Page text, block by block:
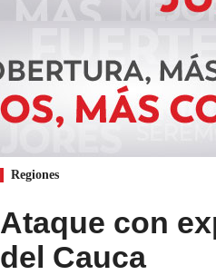
Regiones
Ataque con
del Cauca